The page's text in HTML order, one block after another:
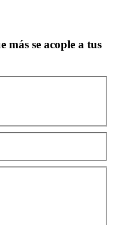
se acople a tus